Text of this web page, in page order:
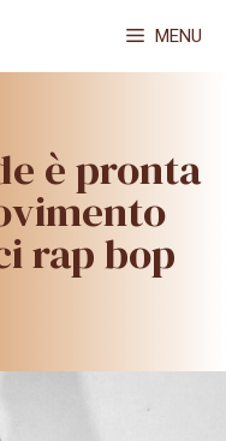
MENU
è pronta
rap bop